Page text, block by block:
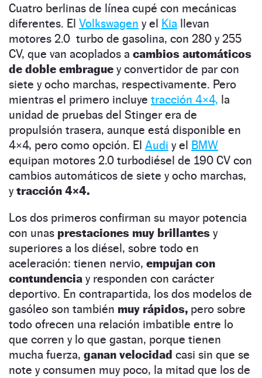
Cuatro berlinas de línea cupé con mecánicas
diferentes. El Volkswagen y el Kia llevan
motores 2.0 turbo de gasolina, con 280 y 255
CV, que van acoplados a cambios automáticos
de doble embrague y convertidor de par con
siete y ocho marchas, respectivamente. Pero
mientras el primero incluye tracción 4×4, la
unidad de pruebas del Stinger era de
propulsión trasera, aunque está disponible en
4×4, pero como opción. El Audi y el BMW
equipan motores 2.0 turbodiésel de 190 CV con
cambios automáticos de siete y ocho marchas,
ytracción 4×4.
Los dos primeros confirman su mayor potencia
con unas prestaciones muy brillantes y
superiores a los diésel, sobre todo en
aceleración: tienen nervio, empujan con
contundencia y responden con carácter
deportivo. En contrapartida, los dos modelos de
gasóleo son también muy rápidos, pero sobre
todo ofrecen una relación imbatible entre lo
que corren y lo que gastan, porque tienen
mucha fuerza, ganan velocidad casi sin que se
note y consumen muy poco, la mitad que los de